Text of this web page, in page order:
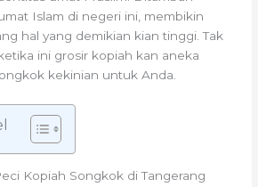
Islam di negeri ini, membikin
hal yang demikian kian tinggi. Tak
ini grosir kopiah kan aneka
kekinian untuk Anda.
Kopiah Songkok di Tangerang